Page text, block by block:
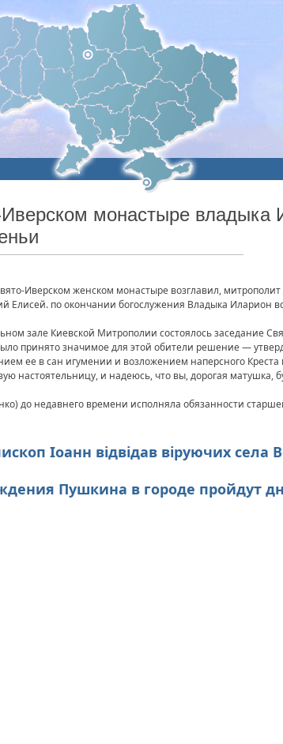
монастыре владыка
Иверском женском монастыре возглавил,
Елисей. по окончании богослужения Владыка Иларион
зале Киевской Митрополии состоялось заседание
принято значимое для этой обители решение —
ее в сан игумении и возложением наперсного
настоятельницу, и надеюсь, что вы, дорогая матушка,
до недавнего времени исполняла обязанности
Іоанн відвідав віруючих села
Пушкина в городе пройдут